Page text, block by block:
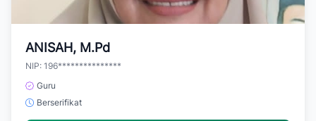
ANISAH, M.Pd
NIP: 196***************
Guru
Berserifikat